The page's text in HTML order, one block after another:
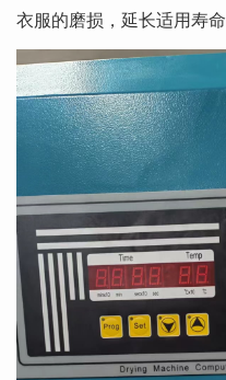
衣服的磨损，延长适用寿命